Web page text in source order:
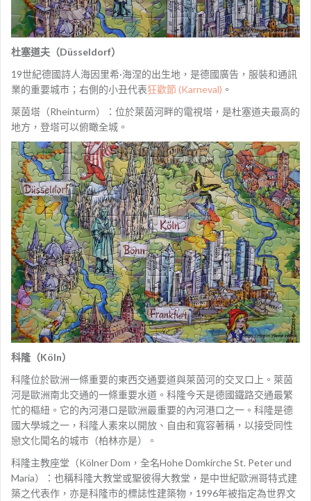
杜塞道夫（Düsseldorf）
19世紀德國詩人海因里希·海涅的出生地，是德國廣告，服裝和通訊
業的重要城市；右側的小丑代表狂歡節 (Karneval) 。
萊茵塔（Rheinturm）：位於萊茵河畔的電視塔，是杜塞道夫最高的
地方，登塔可以俯瞰全城。
科隆（Köln）
科隆位於歐洲一條重要的東西交通要道與萊茵河的交叉口上。萊茵
河是歐洲南北交通的一條重要水道。科隆今天是德國鐵路交通最繁
忙的樞紐。它的內河港口是歐洲最重要的內河港口之一。科隆是德
國大學城之一，科隆人素來以開放、自由和寬容著稱，以接受同性
戀文化聞名的城市（柏林亦是）。
科隆主教座堂（Kölner Dom，全名Hohe Domkirche St. Peter und
Maria）：也稱科隆大教堂或聖彼得大教堂，是中世紀歐洲哥特式建
築之代表作，亦是科隆市的標誌性建築物，1996年被指定為世界文